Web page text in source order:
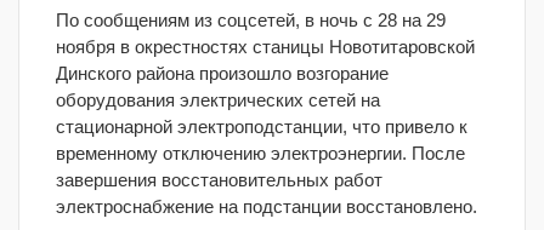
По сообщениям из соцсетей, в ночь с 28 на 29
ноября в окрестностях станицы Новотитаровской
Динского района произошло возгорание
оборудования электрических сетей на
стационарной электроподстанции, что привело к
временному отключению электроэнергии. После
завершения восстановительных работ
электроснабжение на подстанции восстановлено.